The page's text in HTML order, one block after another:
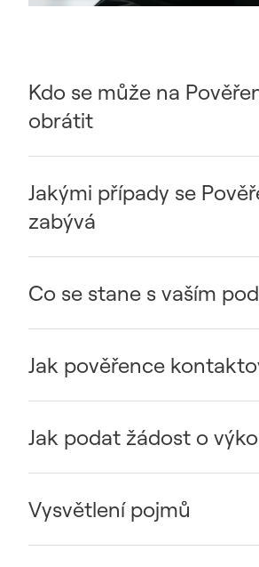
Kdo se může na
obrátit
Jakými případy se
zabývá
Co se stane s vaším
Jak pověřence
Jak podat žádost o
Vysvětlení pojmů